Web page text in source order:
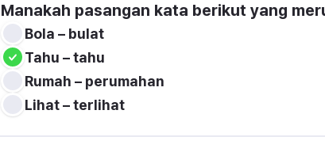
Manakah pasangan kata berikut yang
Bola – bulat
Tahu – tahu
Rumah – perumahan
Lihat – terlihat